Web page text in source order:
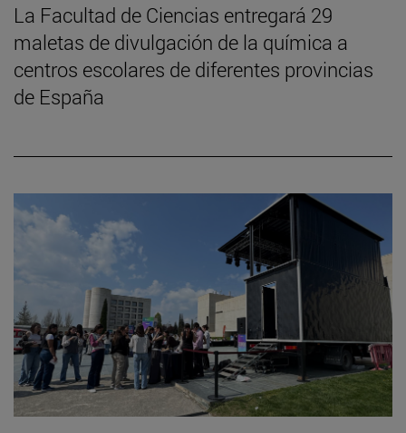
La Facultad de Ciencias entregará 29
maletas de divulgación de la química a
centros escolares de diferentes provincias
de España